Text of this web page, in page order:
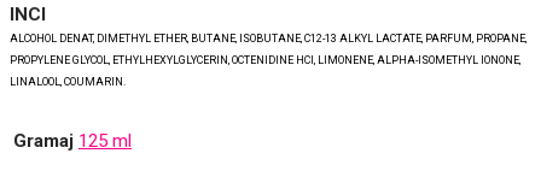
INCI
ALCOHOL DENAT, DIMETHYL ETHER, BUTANE, ISOBUTANE, C12-13 ALKYL LACTATE, PARFUM, PROPANE,
PROPYLENE GLYCOL, ETHYLHEXYLGLYCERIN, OCTENIDINE HCI, LIMONENE, ALPHA-ISOMETHYL IONONE,
LINALOOL, COUMARIN.
Gramaj 125 ml